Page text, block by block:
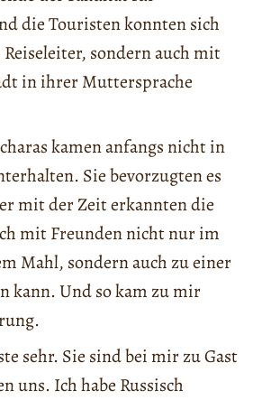
die Touristen konnten sich
sondern auch mit
in ihrer Muttersprache
kamen anfangs nicht in
Sie bevorzugten es
mit der Zeit erkannten die
mit Freunden nicht nur im
Mahl, sondern auch zu einer
kann. Und so kam zu mir
sehr. Sie sind bei mir zu Gast
uns. Ich habe Russisch